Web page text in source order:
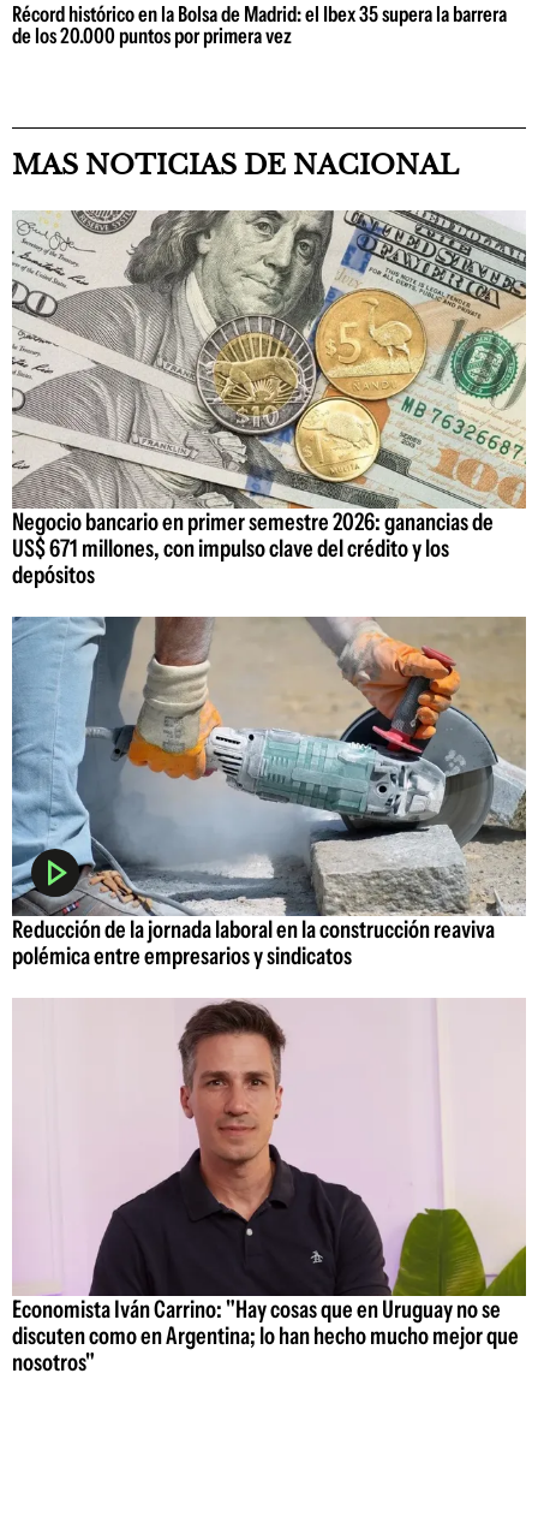
Récord histórico en la Bolsa de Madrid: el Ibex 35 supera la barrera
de los 20.000 puntos por primera vez
MAS NOTICIAS DE NACIONAL
Negocio bancario en primer semestre 2026: ganancias de
US$ 671 millones, con impulso clave del crédito y los
depósitos
Reducción de la jornada laboral en la construcción reaviva
polémica entre empresarios y sindicatos
Economista Iván Carrino: "Hay cosas que en Uruguay no se
discuten como en Argentina; lo han hecho mucho mejor que
nosotros"